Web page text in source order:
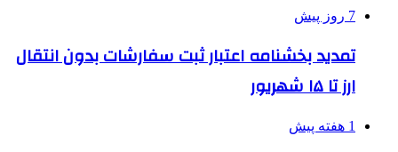
7 روز پیش
تمدید بخشنامه اعتبار ثبت سفارشات بدون انتقال
ارز تا ۱۵ شهریور
1 هفته پیش